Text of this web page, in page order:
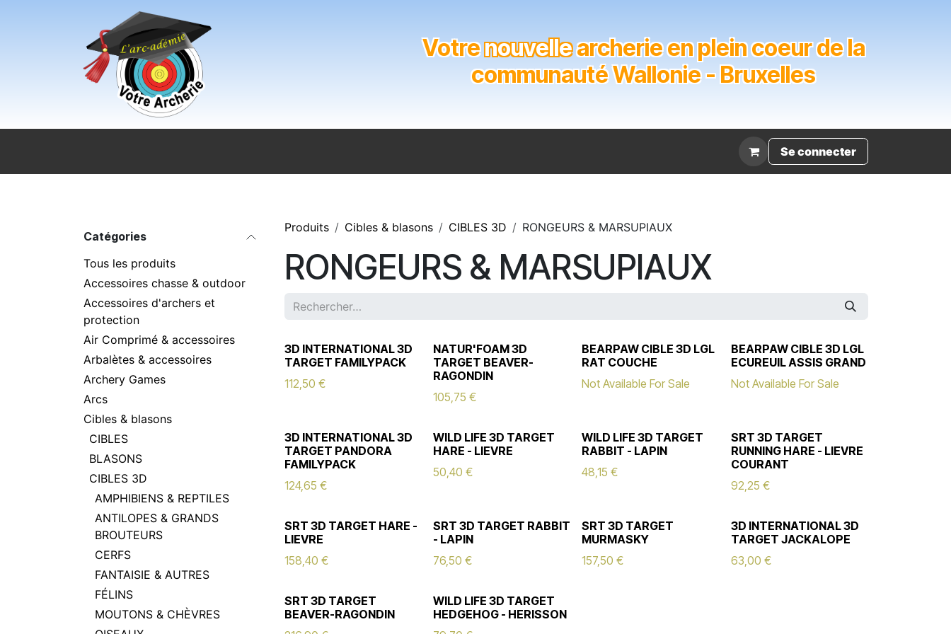
Votrenouvellearcherie en plein coeur de la
communauté Wallonie - Bruxelles
Se connecter
Catégories
Tous les produits
Accessoires chasse & outdoor
Accessoires d'archers et
protection
Air Comprimé & accessoires
Arbalètes & accessoires
Archery Games
Arcs
Cibles & blasons
CIBLES
BLASONS
CIBLES 3D
AMPHIBIENS & REPTILES
ANTILOPES & GRANDS
BROUTEURS
CERFS
FANTAISIE & AUTRES
FÉLINS
MOUTONS & CHÈVRES
Produits Cibles & blasons CIBLES 3D RONGEURS & MARSUPIAUX
RONGEURS & MARSUPIAUX
3D INTERNATIONAL 3D
TARGET FAMILYPACK
112,50 €
NATUR'FOAM 3D
TARGET BEAVER-
RAGONDIN
105,75 €
BEARPAW CIBLE 3D LGL
RAT COUCHE
Not Available For Sale
BEARPAW CIBLE 3D LGL
ECUREUIL ASSIS GRAND
Not Available For Sale
3D INTERNATIONAL 3D
TARGET PANDORA
FAMILYPACK
124,65 €
WILD LIFE 3D TARGET
HARE - LIEVRE
50,40 €
WILD LIFE 3D TARGET
RABBIT - LAPIN
48,15 €
SRT 3D TARGET
RUNNING HARE - LIEVRE
COURANT
92,25 €
SRT 3D TARGET HARE -
LIEVRE
158,40 €
SRT 3D TARGET RABBIT
- LAPIN
76,50 €
SRT 3D TARGET
MURMASKY
157,50 €
3D INTERNATIONAL 3D
TARGET JACKALOPE
63,00 €
SRT 3D TARGET
BEAVER-RAGONDIN
WILD LIFE 3D TARGET
HEDGEHOG - HERISSON